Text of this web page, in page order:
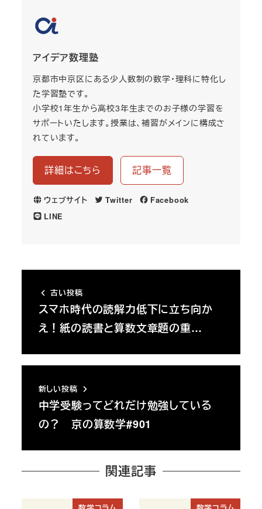
アイデア数理塾
京都市中京区にある少人数制の数学・理科に特化し
た学習塾です。
小学校1年生から高校3年生までのお子様の学習を
サポートいたします。授業は、補習がメインに構成さ
れています。
詳細はこちら 記事一覧
ウェブサイト Twitter
Facebook
LINE
古い投稿
スマホ時代の読解力低下に立ち向か
え！紙の読書と算数文章題の重…
新しい投稿
中学受験ってどれだけ勉強している
の？ 京の算数学#901
関連記事